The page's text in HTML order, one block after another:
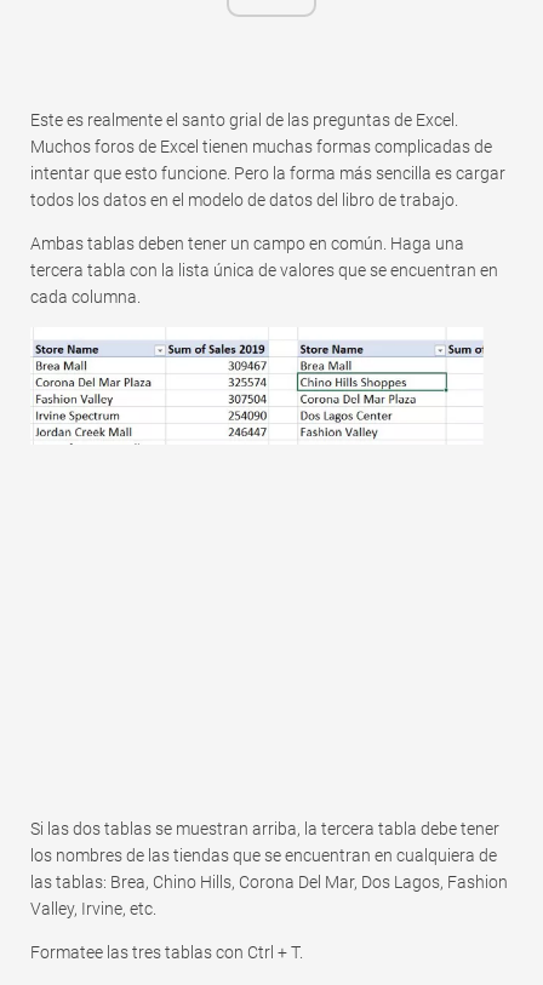
Este es realmente el santo grial de las preguntas de Excel.
Muchos foros de Excel tienen muchas formas complicadas de
intentar que esto funcione. Pero la forma más sencilla es cargar
todos los datos en el modelo de datos del libro de trabajo.
Ambas tablas deben tener un campo en común. Haga una
tercera tabla con la lista única de valores que se encuentran en
cada columna.
Si las dos tablas se muestran arriba, la tercera tabla debe tener
los nombres de las tiendas que se encuentran en cualquiera de
las tablas: Brea, Chino Hills, Corona Del Mar, Dos Lagos, Fashion
Valley, Irvine, etc.
Formatee las tres tablas con Ctrl + T.